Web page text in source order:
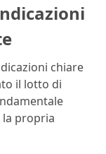
chiare
il lotto di
propria